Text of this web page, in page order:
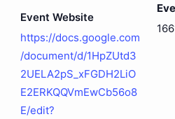
Event Website
https://docs.google.com
/document/d/1HpZUtd3
2UELA2pS_xFGDH2LiO
E2ERKQQVmEwCb56o8
E/edit?